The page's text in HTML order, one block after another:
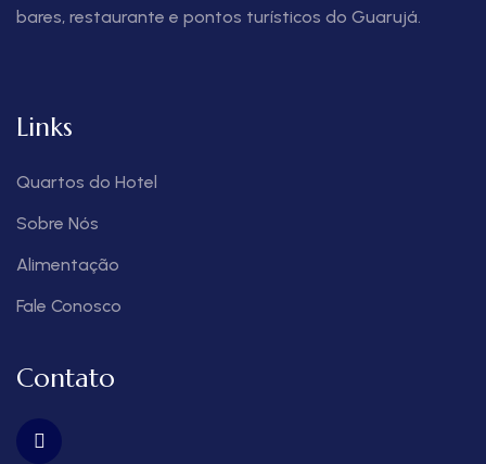
bares, restaurante e pontos turísticos do Guarujá.
Links
Quartos do Hotel
Sobre Nós
Alimentação
Fale Conosco
Contato